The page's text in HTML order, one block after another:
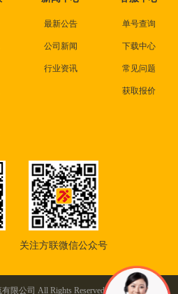
最新公告
公司新闻
行业资讯
单号查询
下载中心
常见问题
获取报价
关注方联微信公众号
限公司 All Rights Reserved. 本站部分图片及